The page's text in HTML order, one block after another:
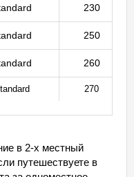
230
250
260
270
в 2-х местный
путешествуете в